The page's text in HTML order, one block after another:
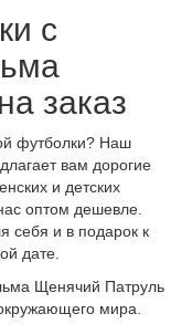
с
заказ
футболки? Наш
вам дорогие
и детских
оптом дешевле.
себя и в подарок к
дате.
Щенячий Патруль
мира.